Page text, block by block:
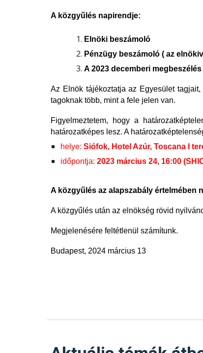
A közgyűlés napirendje:
Elnöki beszámoló
Pénzügy beszámoló ( az
A 2023 decemberi
Az Elnök tájékoztatja az Egyesület
tagoknak több, mint a fele jelen van.
Figyelmeztetem, hogy a
határozatképes lesz. A
helye: Siófok, Hotel Azúr, Toscana I
időpontja: 2023 március 24, 16:00
A közgyűlés az alapszabály értelmében
A közgyűlés után az elnökség rövid
Megjelenésére feltétlenül számítunk.
Budapest, 2024 március 13